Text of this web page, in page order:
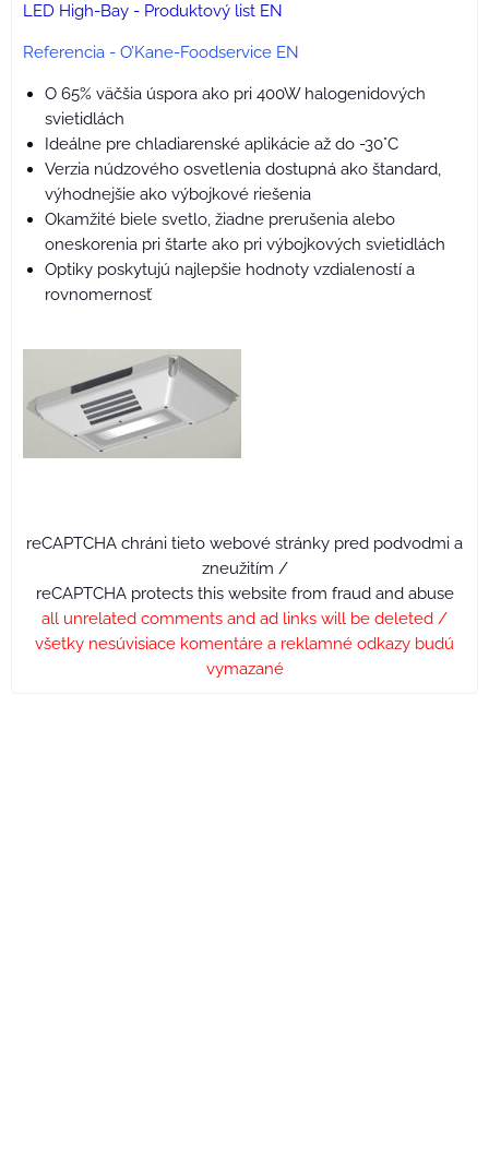
LED High-Bay - Produktový list EN
Referencia - O’Kane-Foodservice EN
O 65% väčšia úspora ako pri 400W halogenidových
svietidlách
Ideálne pre chladiarenské aplikácie až do -30°C
Verzia núdzového osvetlenia dostupná ako štandard,
výhodnejšie ako výbojkové riešenia
Okamžité biele svetlo, žiadne prerušenia alebo
oneskorenia pri štarte ako pri výbojkových svietidlách
Optiky poskytujú najlepšie hodnoty vzdialeností a
rovnomernosť
reCAPTCHA chráni tieto webové stránky pred podvodmi a
zneužitím /
reCAPTCHA protects this website from fraud and abuse
all unrelated comments and ad links will be deleted /
všetky nesúvisiace komentáre a reklamné odkazy budú
vymazané